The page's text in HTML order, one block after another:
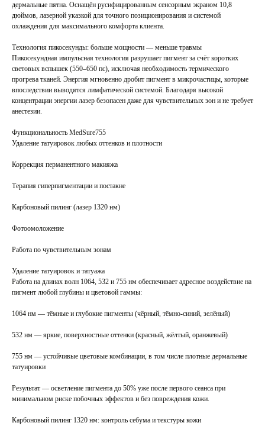
дермальные пятна. Оснащён русифицированным сенсорным экраном 10,8
дюймов, лазерной указкой для точного позиционирования и системой
охлаждения для максимального комфорта клиента.
Технология пикосекунды: больше мощности — меньше травмы
Пикосекундная импульсная технология разрушает пигмент за счёт коротких
световых вспышек (550–650 пс), исключая необходимость термического
прогрева тканей. Энергия мгновенно дробит пигмент в микрочастицы, которые
впоследствии выводятся лимфатической системой. Благодаря высокой
концентрации энергии лазер безопасен даже для чувствительных зон и не требует
анестезии.
Функциональность MedSure755
Удаление татуировок любых оттенков и плотности
Коррекция перманентного макияжа
Терапия гиперпигментации и постакне
Карбоновый пилинг (лазер 1320 нм)
Фотоомоложение
Работа по чувствительным зонам
Удаление татуировок и татуажа
Работа на длинах волн 1064, 532 и 755 нм обеспечивает адресное воздействие на
пигмент любой глубины и цветовой гаммы:
1064 нм — тёмные и глубокие пигменты (чёрный, тёмно-синий, зелёный)
532 нм — яркие, поверхностные оттенки (красный, жёлтый, оранжевый)
755 нм — устойчивые цветовые комбинации, в том числе плотные дермальные
татуировки
Результат — осветление пигмента до 50% уже после первого сеанса при
минимальном риске побочных эффектов и без повреждения кожи.
Карбоновый пилинг 1320 нм: контроль себума и текстуры кожи